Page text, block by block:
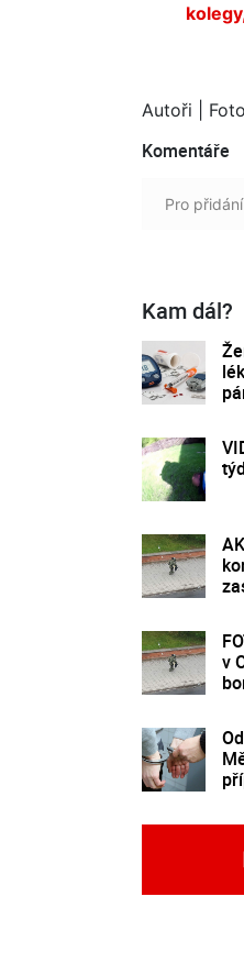
Autoři | Foto
Komentáře
Pro
Kam dál?
v